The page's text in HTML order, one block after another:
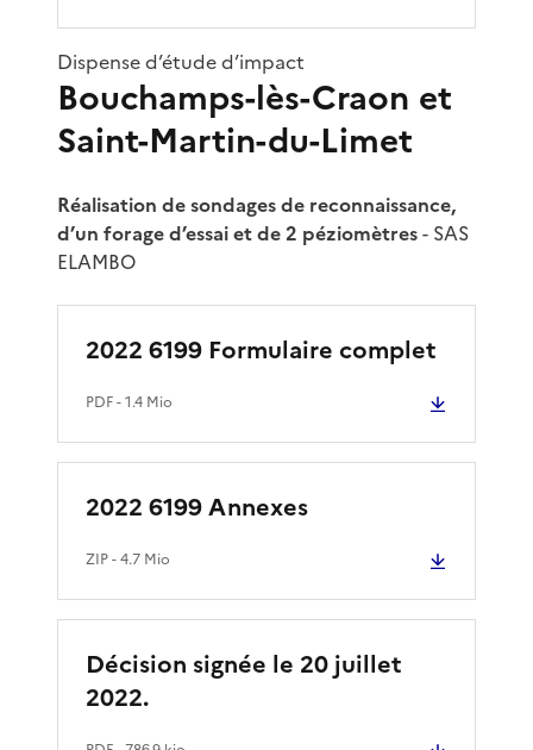
Dispense d’étude d’impact
Bouchamps-lès-Craon et
Saint-Martin-du-Limet
Réalisation de sondages de reconnaissance,
d’un forage d’essai et de 2 péziomètres- SAS
ELAMBO
2022 6199 Formulaire complet
PDF- 1.4 Mio
2022 6199 Annexes
ZIP- 4.7 Mio
Décision signée le 20 juillet
2022.